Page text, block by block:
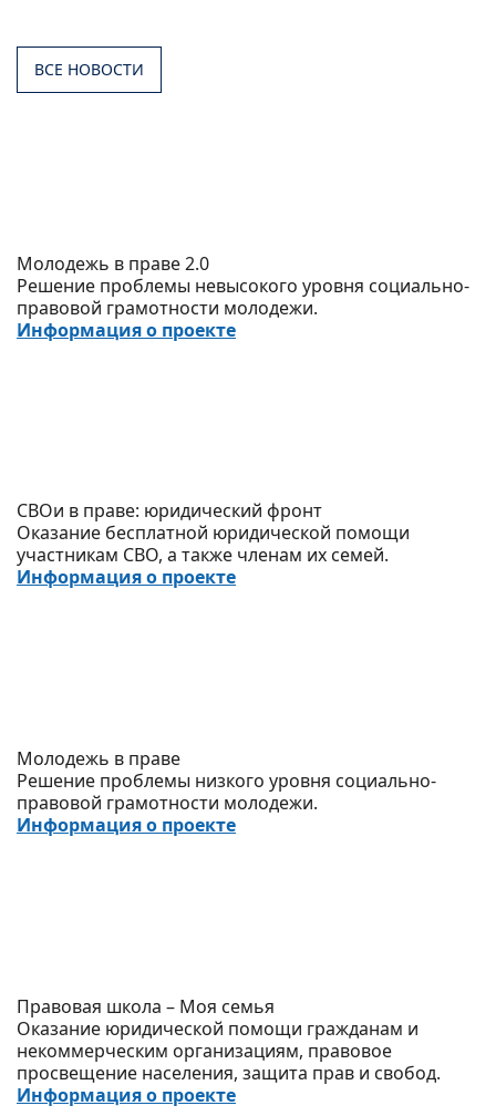
ВСЕ НОВОСТИ
Молодежь в праве 2.0
Решение проблемы невысокого уровня социально-
правовой грамотности молодежи.
Информация о проекте
СВОи в праве: юридический фронт
Оказание бесплатной юридической помощи
участникам СВО, а также членам их семей.
Информация о проекте
Молодежь в праве
Решение проблемы низкого уровня социально-
правовой грамотности молодежи.
Информация о проекте
Правовая школа – Моя семья
Оказание юридической помощи гражданам и
некоммерческим организациям, правовое
просвещение населения, защита прав и свобод.
Информация о проекте